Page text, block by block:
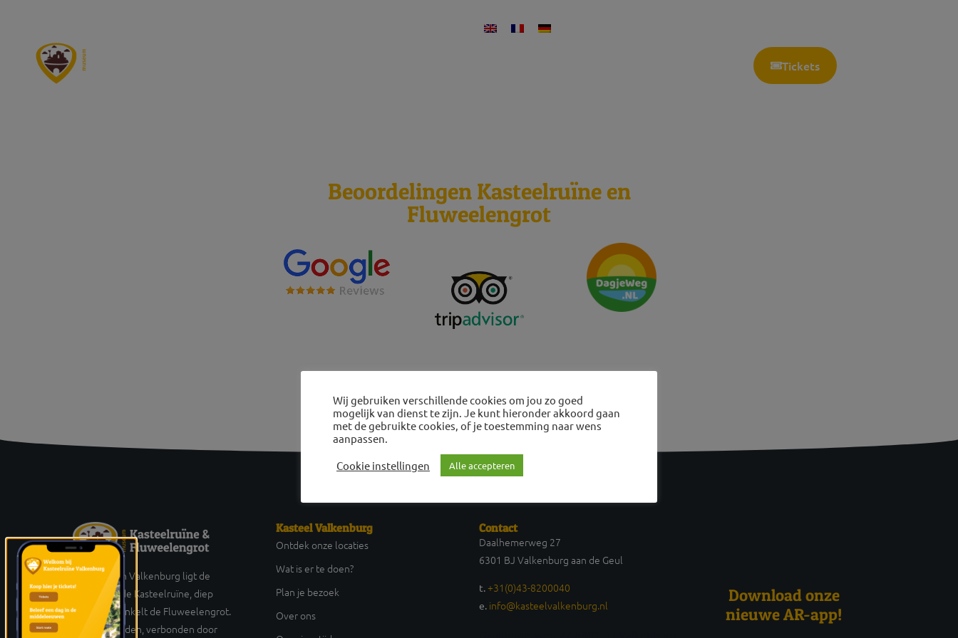
Tickets
Beoordelingen Kasteelruïne en
Fluweelengrot
Hoog boven Valkenburg ligt de
eeuwenoude Kasteelruïne, diep
eronder kronkelt de Fluweelengrot.
Twee werelden, verbonden door
Kasteel Valkenburg
Ontdek onze locaties
Wat is er te doen?
Plan je bezoek
Over ons
Contact
Daalhemerweg 27
6301 BJ Valkenburg aan de Geul
t.+31(0)43-8200040
e. info@kasteelvalkenburg.nl
Download onze
nieuwe AR-app!
Wij gebruiken verschillende cookies om jou zo goed
mogelijk van dienst te zijn. Je kunt hieronder akkoord gaan
met de gebruikte cookies, of je toestemming naar wens
aanpassen.
Cookie instellingen
Alle accepteren